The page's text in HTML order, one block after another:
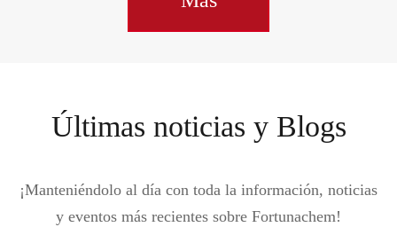
Últimas noticias y Blogs
¡Manteniéndolo al día con toda la información, noticias
y eventos más recientes sobre Fortunachem!